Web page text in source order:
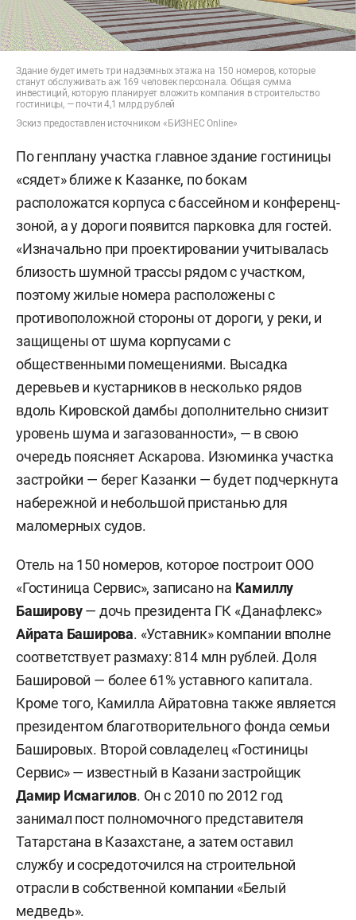
Здание будет иметь три надземных этажа на 150 номеров, которые
станут обслуживать аж 169 человек персонала. Общая сумма
инвестиций, которую планирует вложить компания в строительство
гостиницы, — почти 4,1 млрд рублей
Эскиз предоставлен источником «БИЗНЕС Online»
По генплану участка главное здание гостиницы
«сядет» ближе к Казанке, по бокам
расположатся корпуса с бассейном и конференц-
зоной, а у дороги появится парковка для гостей.
«Изначально при проектировании учитывалась
близость шумной трассы рядом с участком,
поэтому жилые номера расположены с
противоположной стороны от дороги, у реки, и
защищены от шума корпусами с
общественными помещениями. Высадка
деревьев и кустарников в несколько рядов
вдоль Кировской дамбы дополнительно снизит
уровень шума и загазованности», — в свою
очередь поясняет Аскарова. Изюминка участка
застройки — берег Казанки — будет подчеркнута
набережной и небольшой пристанью для
маломерных судов.
Отель на 150 номеров, которое построит ООО
«Гостиница Сервис», записано на Камиллу
Баширову— дочь президента ГК «Данафлекс»
Айрата Баширова. «Уставник» компании вполне
соответствует размаху: 814 млн рублей. Доля
Башировой — более 61% уставного капитала.
Кроме того, Камилла Айратовна также является
президентом благотворительного фонда семьи
Башировых. Второй совладелец «Гостиницы
Сервис» — известный в Казани застройщик
Дамир Исмагилов. Он с 2010 по 2012 год
занимал пост полномочного представителя
Татарстана в Казахстане, а затем оставил
службу и сосредоточился на строительной
отрасли в собственной компании «Белый
медведь».